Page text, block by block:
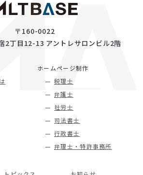
〒160-0022
2丁目12-13 アントレサロンビル2階
ホームページ制作
税理士
弁護士
社労士
司法書士
行政書士
弁理士・特許事務所